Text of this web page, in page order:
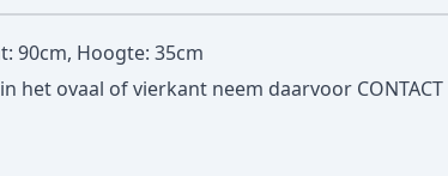
90cm, Hoogte: 35cm
het ovaal of vierkant neem daarvoor CONTACT